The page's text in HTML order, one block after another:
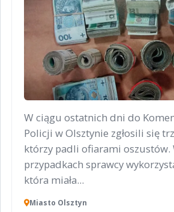
W ciągu ostatnich dni do
Policji w Olsztynie zgłosili się
którzy padli ofiarami oszustów.
przypadkach sprawcy
która miała...
Miasto Olsztyn